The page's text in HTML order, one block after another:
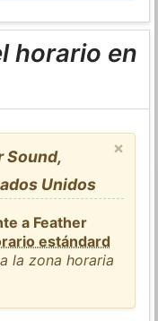
horario en
×
Sound,
Unidos
a Feather
estándard
la zona horaria